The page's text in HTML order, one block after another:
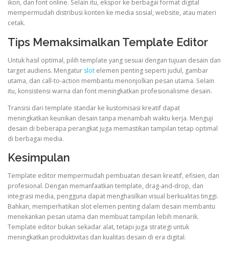
ikon, dan font online. Selain itu, ekspor ke berbagai format digital
mempermudah distribusi konten ke media sosial, website, atau materi
cetak.
Tips Memaksimalkan Template Editor
Untuk hasil optimal, pilih template yang sesuai dengan tujuan desain dan
target audiens. Mengatur slot elemen penting seperti judul, gambar
utama, dan call-to-action membantu menonjolkan pesan utama. Selain
itu, konsistensi warna dan font meningkatkan profesionalisme desain.
Transisi dari template standar ke kustomisasi kreatif dapat
meningkatkan keunikan desain tanpa menambah waktu kerja. Menguji
desain di beberapa perangkat juga memastikan tampilan tetap optimal
di berbagai media.
Kesimpulan
Template editor mempermudah pembuatan desain kreatif, efisien, dan
profesional. Dengan memanfaatkan template, drag-and-drop, dan
integrasi media, pengguna dapat menghasilkan visual berkualitas tinggi.
Bahkan, memperhatikan slot elemen penting dalam desain membantu
menekankan pesan utama dan membuat tampilan lebih menarik.
Template editor bukan sekadar alat, tetapi juga strategi untuk
meningkatkan produktivitas dan kualitas desain di era digital.